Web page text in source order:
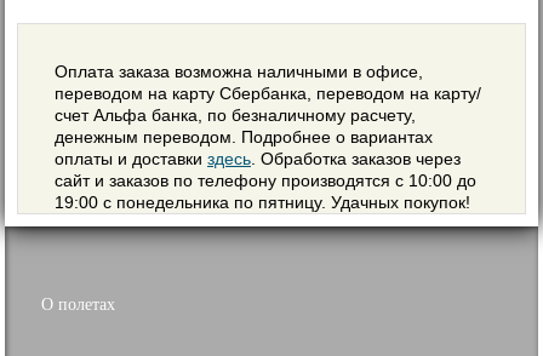
Оплата заказа возможна наличными в офисе,
переводом на карту Сбербанка, переводом на карту/
счет Альфа банка, по безналичному расчету,
денежным переводом. Подробнее о вариантах
оплаты и доставки здесь . Обработка заказов через
сайт и заказов по телефону производятся с 10:00 до
19:00 с понедельника по пятницу. Удачных покупок!
О полетах